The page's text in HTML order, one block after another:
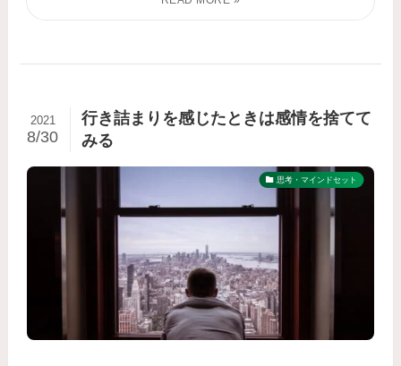
行き詰まりを感じたときは感情を捨てて
みる
2021
8/30
思考・マインドセット